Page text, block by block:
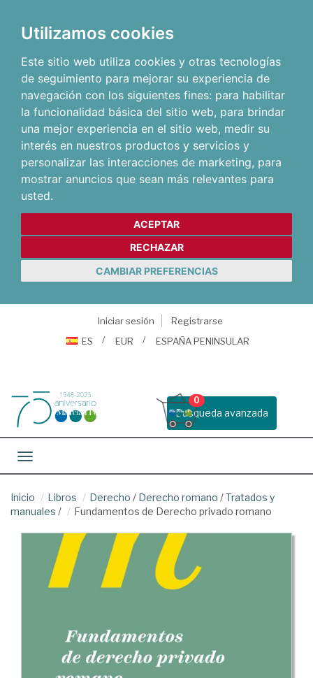
Utilizamos cookies
Este sitio web utiliza cookies y otras tecnologías
de seguimiento para mejorar su experiencia de
navegación con los siguientes fines: para habilitar
la funcionalidad básica del sitio web, para brindar
una mejor experiencia en el sitio web, medir su
interés en nuestros productos y servicios y
personalizar las interacciones de marketing, para
mostrar anuncios que sean más relevantes para
usted.
ACEPTAR
RECHAZAR
CAMBIAR PREFERENCIAS
Iniciar sesión
Registrarse
ES
EUR ESPAÑA PENINSULAR
Busqueda avanzada
0
Toggle navigation
Inicio Libros Derecho / Derecho romano /Tratados y
manuales / Fundamentos de Derecho privado romano